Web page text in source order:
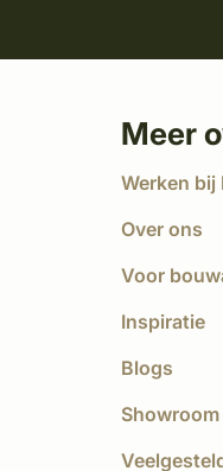
Meer
Werken bij
Over ons
Voor
Inspiratie
Blogs
Showroom